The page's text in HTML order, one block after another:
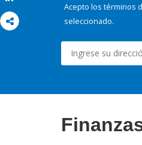
Acepto los términos
seleccionado.